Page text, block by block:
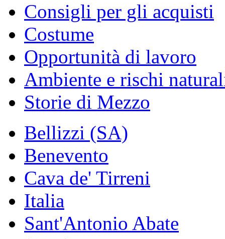
Consigli per gli acquisti
Costume
Opportunità di lavoro
Ambiente e rischi
Storie di Mezzo
Bellizzi (SA)
Benevento
Cava de' Tirreni
Italia
Sant'Antonio Abate